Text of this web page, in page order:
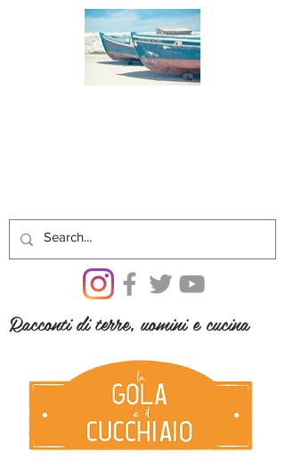
Racconti di terre, uomini e cucina